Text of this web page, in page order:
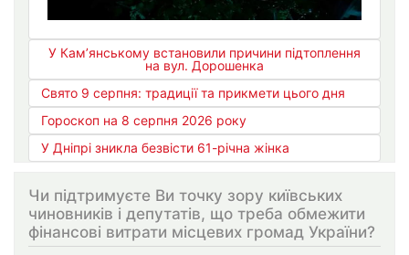
У Кам’янському встановили причини підтоплення
на вул. Дорошенка
Свято 9 серпня: традиції та прикмети цього дня
Гороскоп на 8 серпня 2026 року
У Дніпрі зникла безвісти 61-річна жінка
Чи підтримуєте Ви точку зору київських
чиновників і депутатів, що треба обмежити
фінансові витрати місцевих громад України?